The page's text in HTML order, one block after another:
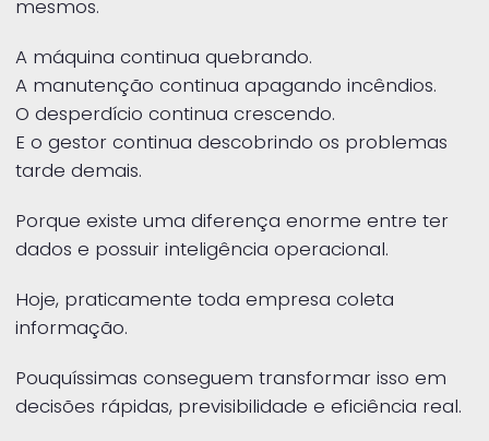
mesmos.
A máquina continua quebrando.
A manutenção continua apagando incêndios.
O desperdício continua crescendo.
E o gestor continua descobrindo os problemas
tarde demais.
Porque existe uma diferença enorme entre ter
dados e possuir inteligência operacional.
Hoje, praticamente toda empresa coleta
informação.
Pouquíssimas conseguem transformar isso em
decisões rápidas, previsibilidade e eficiência real.